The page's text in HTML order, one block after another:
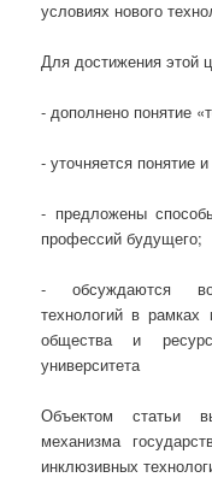
условиях нового
Для достижения этой
- дополнено понятие
- уточняется понятие
- предложены
профессий будущего;
- обсуждаются
технологий в рамках
общества и
университета
Объектом статьи
механизма
инклюзивных